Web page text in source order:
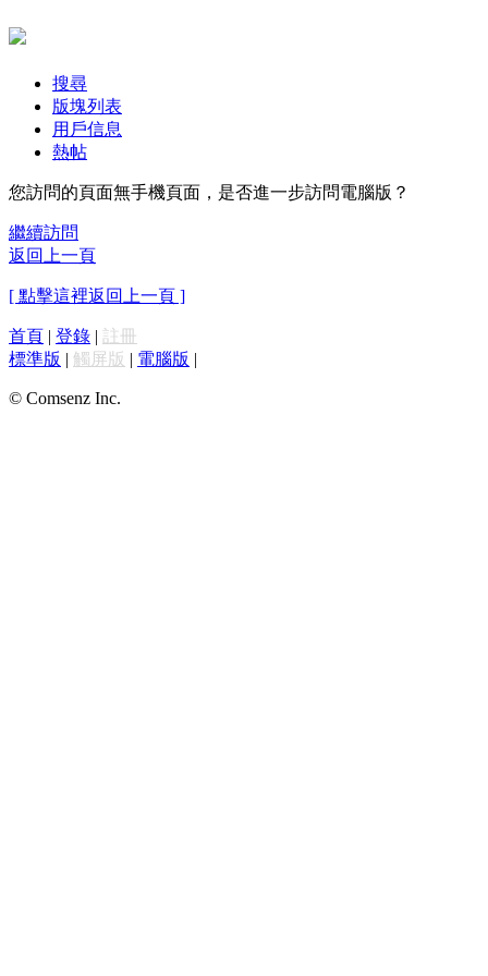
搜尋
版塊列表
用戶信息
熱帖
您訪問的頁面無手機頁面，是否進一步訪問電腦版？
繼續訪問
返回上一頁
[ 點擊這裡返回上一頁 ]
首頁 | 登錄 | 註冊
標準版 | 觸屏版 | 電腦版 |
© Comsenz Inc.